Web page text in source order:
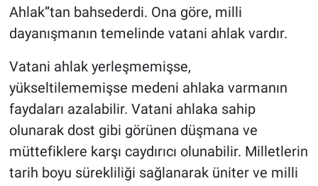
Ahlak”tan bahsederdi. Ona göre, milli
dayanışmanın temelinde vatani ahlak vardır.
Vatani ahlak yerleşmemişse,
yükseltilememişse medeni ahlaka varmanın
faydaları azalabilir. Vatani ahlaka sahip
olunarak dost gibi görünen düşmana ve
müttefiklere karşı caydırıcı olunabilir. Milletlerin
tarih boyu sürekliliği sağlanarak üniter ve milli